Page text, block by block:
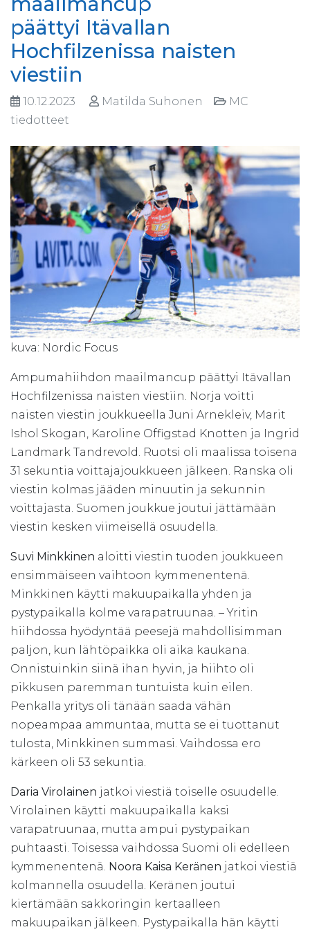
päättyi Itävallan
Hochfilzenissa naisten
viestiin
10.12.2023 Matilda Suhonen
MC
tiedotteet
kuva: Nordic Focus
Ampumahiihdon maailmancup päättyi Itävallan
Hochfilzenissa naisten viestiin. Norja voitti
naisten viestin joukkueella Juni Arnekleiv, Marit
Ishol Skogan, Karoline Offigstad Knotten ja Ingrid
Landmark Tandrevold. Ruotsi oli maalissa toisena
31 sekuntia voittajajoukkueen jälkeen. Ranska oli
viestin kolmas jääden minuutin ja sekunnin
voittajasta. Suomen joukkue joutui jättämään
viestin kesken viimeisellä osuudella.
Suvi Minkkinen aloitti viestin tuoden joukkueen
ensimmäiseen vaihtoon kymmenentenä.
Minkkinen käytti makuupaikalla yhden ja
pystypaikalla kolme varapatruunaa. – Yritin
hiihdossa hyödyntää peesejä mahdollisimman
paljon, kun lähtöpaikka oli aika kaukana.
Onnistuinkin siinä ihan hyvin, ja hiihto oli
pikkusen paremman tuntuista kuin eilen.
Penkalla yritys oli tänään saada vähän
nopeampaa ammuntaa, mutta se ei tuottanut
tulosta, Minkkinen summasi. Vaihdossa ero
kärkeen oli 53 sekuntia.
Daria Virolainen jatkoi viestiä toiselle osuudelle.
Virolainen käytti makuupaikalla kaksi
varapatruunaa, mutta ampui pystypaikan
puhtaasti. Toisessa vaihdossa Suomi oli edelleen
kymmenentenä. Noora Kaisa Keränen jatkoi viestiä
kolmannella osuudella. Keränen joutui
kiertämään sakkoringin kertaalleen
makuupaikan jälkeen. Pystypaikalla hän käytti